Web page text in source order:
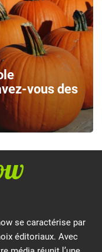
vous des
se caractérise par
éditoriaux. Avec